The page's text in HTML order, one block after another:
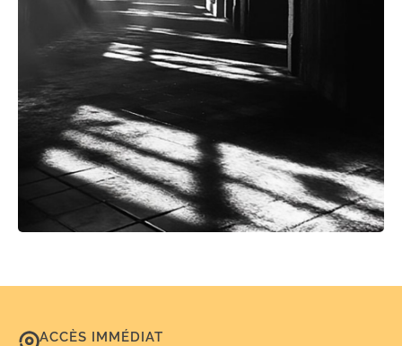
ACCÈS IMMÉDIAT